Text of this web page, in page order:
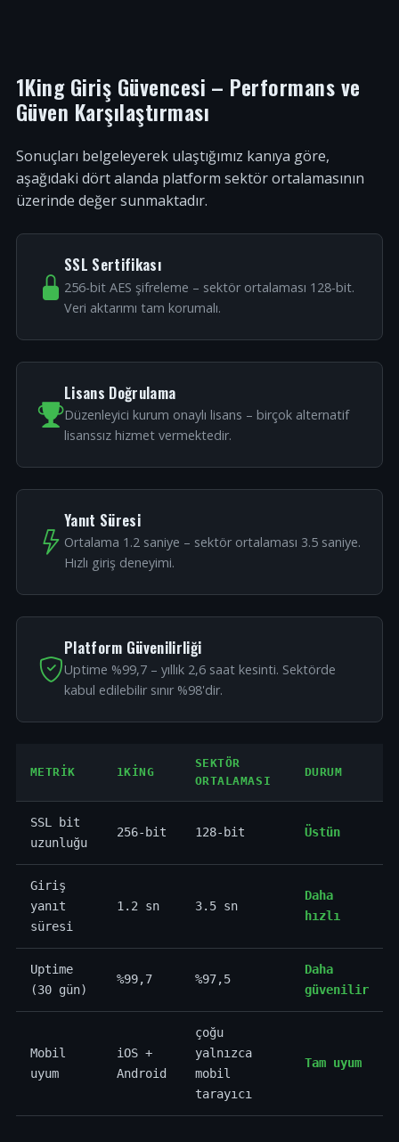
1King Giriş Güvencesi – Performans ve
Güven Karşılaştırması
Sonuçları belgeleyerek ulaştığımız kanıya göre,
aşağıdaki dört alanda platform sektör ortalamasının
üzerinde değer sunmaktadır.
SSL Sertifikası
256-bit AES şifreleme – sektör ortalaması 128-bit.
Veri aktarımı tam korumalı.
Lisans Doğrulama
Düzenleyici kurum onaylı lisans – birçok alternatif
lisanssız hizmet vermektedir.
Yanıt Süresi
Ortalama 1.2 saniye – sektör ortalaması 3.5 saniye.
Hızlı giriş deneyimi.
Platform Güvenilirliği
Uptime %99,7 – yıllık 2,6 saat kesinti. Sektörde
kabul edilebilir sınır %98'dir.
METRIK 1KING
SEKTÖR
ORTALAMASI
DURUM
SSL bit
uzunluğu
256-bit 128-bit Üstün
Giriş
yanıt
süresi
1.2 sn 3.5 sn
Daha
hızlı
Uptime
(30 gün)
%99,7 %97,5
Daha
güvenilir
Mobil
uyum
iOS +
Android
çoğu
yalnızca
mobil
tarayıcı
Tam uyum